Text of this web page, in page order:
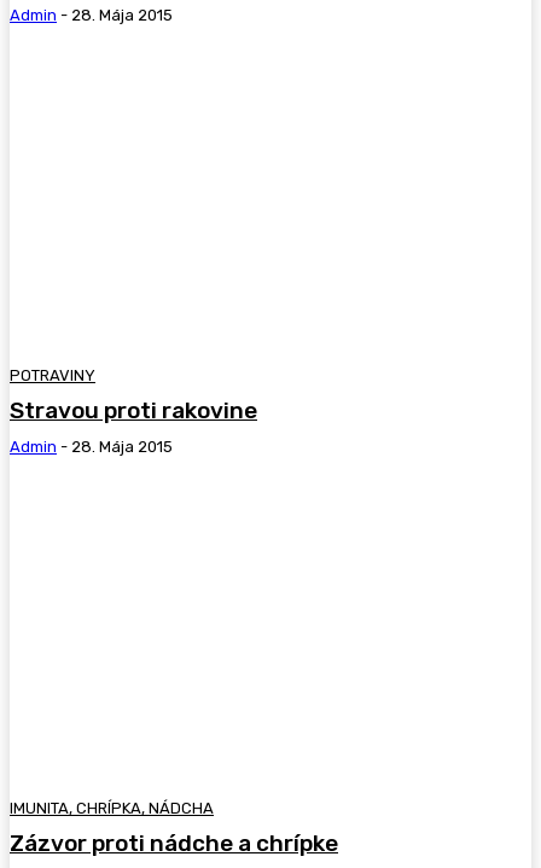
Admin - 28. Mája 2015
POTRAVINY
Stravou proti rakovine
Admin - 28. Mája 2015
IMUNITA, CHRÍPKA, NÁDCHA
Zázvor proti nádche a chrípke